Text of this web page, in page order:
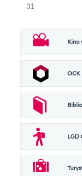
31
Kino
OCK
LGD